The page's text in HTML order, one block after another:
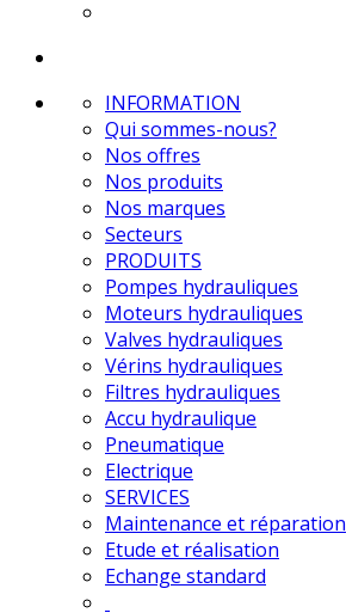
INFORMATION
Qui sommes-nous?
Nos offres
Nos produits
Nos marques
Secteurs
PRODUITS
Pompes hydrauliques
Moteurs hydrauliques
Valves hydrauliques
Vérins hydrauliques
Filtres hydrauliques
Accu hydraulique
Pneumatique
Electrique
SERVICES
Maintenance et réparation
Etude et réalisation
Echange standard